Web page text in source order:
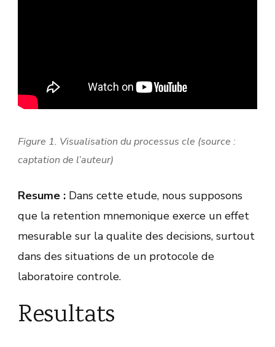
Figure 1. Visualisation du processus cle (source :
captation de l’auteur)
Resume : Dans cette etude, nous supposons
que la retention mnemonique exerce un effet
mesurable sur la qualite des decisions, surtout
dans des situations de un protocole de
laboratoire controle.
Resultats